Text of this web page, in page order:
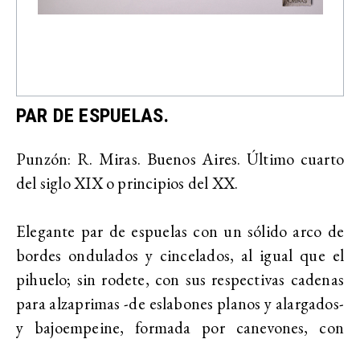
PAR DE ESPUELAS.
Punzón: R. Miras. Buenos Aires. Último cuarto
del siglo XIX o principios del XX.
Elegante par de espuelas con un sólido arco de
bordes ondulados y cincelados, al igual que el
pihuelo; sin rodete, con sus respectivas cadenas
para alzaprimas -de eslabones planos y alargados-
y bajoempeine, formada por canevones, con